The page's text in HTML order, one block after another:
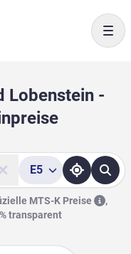
Lobenstein -
E5
MTS-K Preise
,
transparent